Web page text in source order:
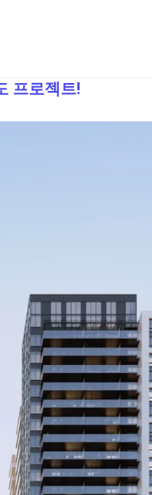
프로젝트!